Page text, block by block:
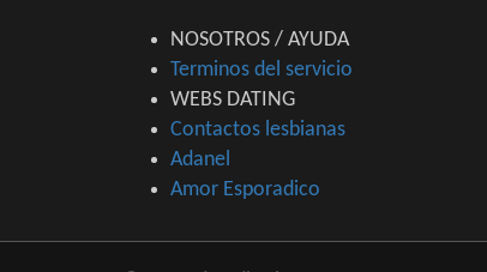
NOSOTROS / AYUDA
Terminos del servicio
WEBS DATING
Contactos lesbianas
Adanel
Amor Esporadico